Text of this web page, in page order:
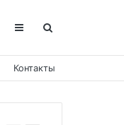
Контакты